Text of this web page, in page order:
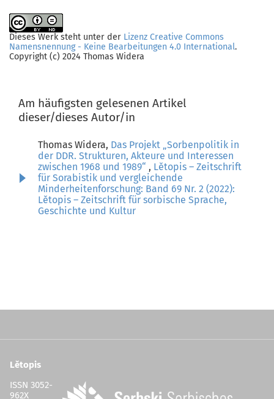
Dieses Werk steht unter der Lizenz Creative Commons
Namensnennung - Keine Bearbeitungen 4.0 International.
Copyright (c) 2024 Thomas Widera
Am häufigsten gelesenen Artikel
dieser/dieses Autor/in
Thomas Widera, Das Projekt „Sorbenpolitik in
der DDR. Strukturen, Akteure und Interessen
zwischen 1968 und 1989“ , Lětopis – Zeitschrift
für Sorabistik und vergleichende
Minderheitenforschung: Band 69 Nr. 2 (2022):
Lětopis – Zeitschrift für sorbische Sprache,
Geschichte und Kultur
Lětopis
ISSN 3052-
962X